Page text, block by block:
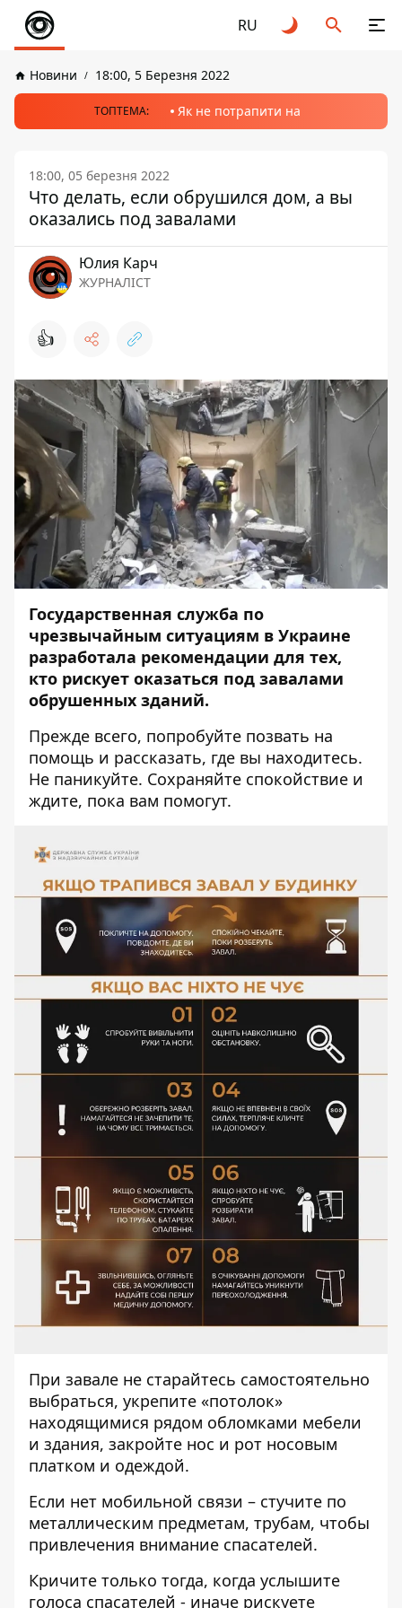
RU
Новини 18:00, 5 Березня 2022
ТОПТЕМА: Як не потрапити на
18:00, 05 березня 2022
Что делать, если обрушился дом, а вы
оказались под завалами
Юлия Карч
ЖУРНАЛІСТ
👍
Государственная служба по
чрезвычайным ситуациям в Украине
разработала рекомендации для тех,
кто рискует оказаться под завалами
обрушенных зданий.
Прежде всего, попробуйте позвать на
помощь и рассказать, где вы находитесь.
Не паникуйте. Сохраняйте спокойствие и
ждите, пока вам помогут.
При завале не старайтесь самостоятельно
выбраться, укрепите «потолок»
находящимися рядом обломками мебели
и здания, закройте нос и рот носовым
платком и одеждой.
Если нет мобильной связи – стучите по
металлическим предметам, трубам, чтобы
привлечения внимание спасателей.
Кричите только тогда, когда услышите
голоса спасателей - иначе рискуете